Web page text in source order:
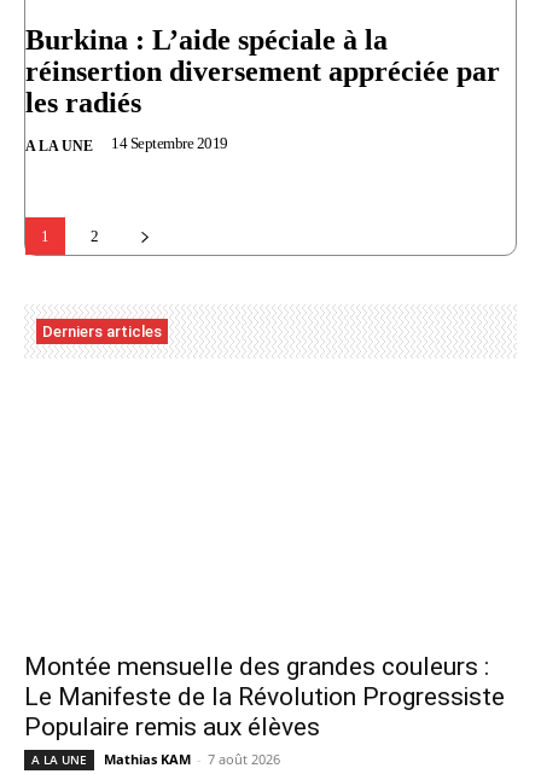
Burkina : L’aide spéciale à la
réinsertion diversement appréciée par
les radiés
A LA UNE 14 Septembre 2019
1 2
Derniers articles
Montée mensuelle des grandes couleurs :
Le Manifeste de la Révolution Progressiste
Populaire remis aux élèves
A LA UNE Mathias KAM - 7 août 2026